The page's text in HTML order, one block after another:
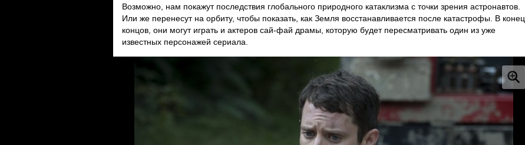
Возможно, нам покажут последствия глобального природного катаклизма с точки зрения астронавтов.
Или же перенесут на орбиту, чтобы показать, как Земля восстанавливается после катастрофы. В конец
концов, они могут играть и актеров сай-фай драмы, которую будет пересматривать один из уже
известных персонажей сериала.